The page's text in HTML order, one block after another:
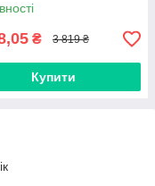
₴ 3 819 ₴
Купити